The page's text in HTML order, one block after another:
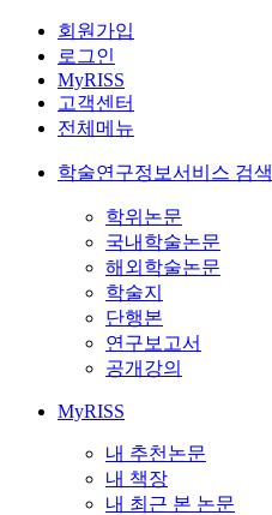
회원가입
로그인
MyRISS
고객센터
전체메뉴
학술연구정보서비스 검색
학위논문
국내학술논문
해외학술논문
학술지
단행본
연구보고서
공개강의
MyRISS
내 추천논문
내 책장
내 최근 본 논문